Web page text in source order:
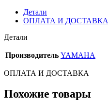
Детали
ОПЛАТА И ДОСТАВКА
Детали
Производитель YAMAHA
ОПЛАТА И ДОСТАВКА
Похожие товары